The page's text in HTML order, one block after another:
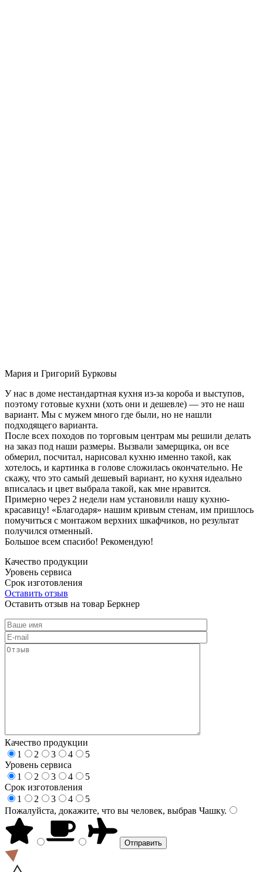
Мария и Григорий Бурковы
У нас в доме нестандартная кухня из-за короба и выступов,
поэтому готовые кухни (хоть они и дешевле) — это не наш
вариант. Мы с мужем много где были, но не нашли
подходящего варианта.
После всех походов по торговым центрам мы решили делать
на заказ под наши размеры. Вызвали замерщика, он все
обмерил, посчитал, нарисовал кухню именно такой, как
хотелось, и картинка в голове сложилась окончательно. Не
скажу, что это самый дешевый вариант, но кухня идеально
вписалась и цвет выбрала такой, как мне нравится.
Примерно через 2 недели нам установили нашу кухню-
красавицу! «Благодаря» нашим кривым стенам, им пришлось
помучиться с монтажом верхних шкафчиков, но результат
получился отменный.
Большое всем спасибо! Рекомендую!
Качество продукции
Уровень сервиса
Срок изготовления
Оставить отзыв
Оставить отзыв на товар Беркнер
Качество продукции
1
2 3 4
5
Уровень сервиса
1
2 3 4
5
Срок изготовления
1
2 3 4
5
Пожалуйста, докажите, что вы человек, выбрав Чашку.